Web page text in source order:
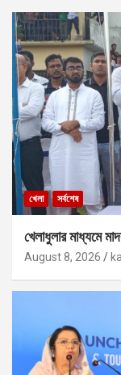
খেলা সর্বশেষ
খেলাধুলার মাধ্যমে
August 8, 2026